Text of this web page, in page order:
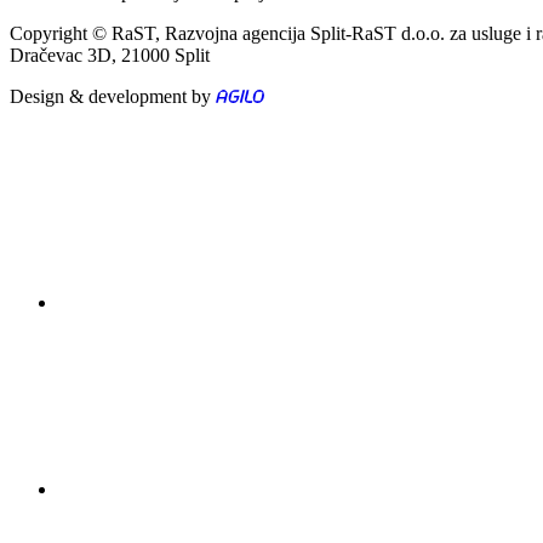
Copyright © RaST, Razvojna agencija Split-RaST d.o.o. za usluge i
Dračevac 3D, 21000 Split
Design & development by